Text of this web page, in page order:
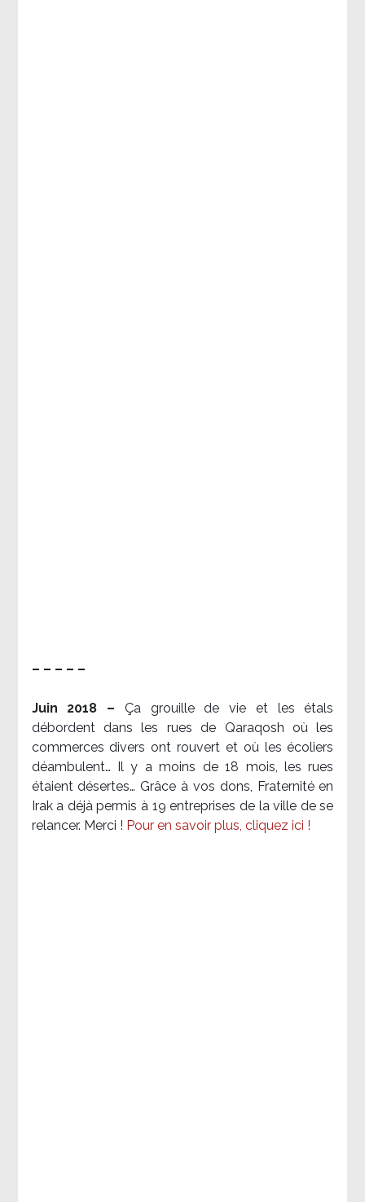
– – – – –
Juin 2018 – Ça grouille de vie et les étals
débordent dans les rues de Qaraqosh où les
commerces divers ont rouvert et où les écoliers
déambulent… Il y a moins de 18 mois, les rues
étaient désertes… Grâce à vos dons, Fraternité en
Irak a déjà permis à 19 entreprises de la ville de se
relancer. Merci ! Pour en savoir plus, cliquez ici !